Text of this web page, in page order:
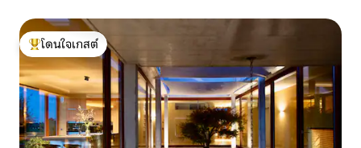
โดนใจเกสต์ที่สุด
โดนใจเกสต์